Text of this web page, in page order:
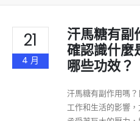
21
4 月
汗馬糖有副
確認識什麼
哪些功效？
汗馬糖有副作用嗎
工作和生活的影響